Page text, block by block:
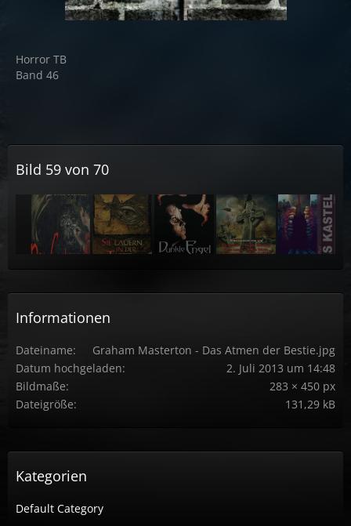
Horror TB
Band 46
Bild 59 von 70
Informationen
Dateiname
Graham Masterton - Das Atmen der Bestie.jpg
Datum hochgeladen
2. Juli 2013 um 14:48
Bildmaße
283 × 450 px
Dateigröße
131,29 kB
Kategorien
Default Category